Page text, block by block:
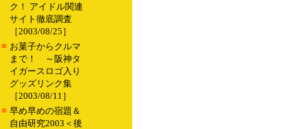
ク！ アイドル関連
サイト徹底調査
［2003/08/25］
■ お菓子からクルマ
まで！ ～阪神タ
イガースロゴ入り
グッズリンク集
［2003/08/11］
■ 早め早めの宿題＆
自由研究2003＜後